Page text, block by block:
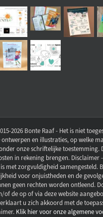
2026 Bonte Raaf - Het is niet
en illustraties, op welke
onze schriftelijke toestemming.
in rekening brengen. Disclaimer
met zorgvuldigheid samengesteld.
voor onjuistheden en de
geen rechten worden ontleend.
of de op of via deze website
u zich akkoord met de
Klik hier voor onze algemene